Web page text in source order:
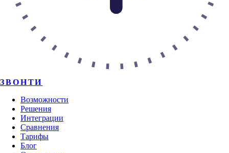
ЗВОНТИ
Возможности
Решения
Интеграции
Сравнения
Тарифы
Блог